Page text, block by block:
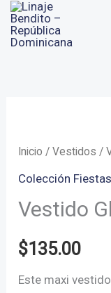
Inicio /Vestidos /
Colección Fiestas
Vestido
$135.00
Este maxi